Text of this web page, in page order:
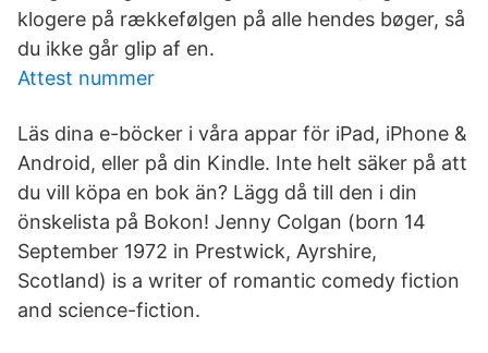
klogere på rækkefølgen på alle hendes bøger, så
du ikke går glip af en.
Attest nummer
Läs dina e-böcker i våra appar för iPad, iPhone &
Android, eller på din Kindle. Inte helt säker på att
du vill köpa en bok än? Lägg då till den i din
önskelista på Bokon! Jenny Colgan (born 14
September 1972 in Prestwick, Ayrshire,
Scotland) is a writer of romantic comedy fiction
and science-fiction.